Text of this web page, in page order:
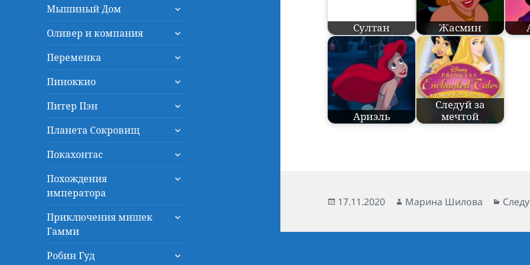
меню
Мышиный Дом
раскрыть
меню
Оливер и компания
раскрыть
меню
Переменка
раскрыть
меню
Пиноккио
раскрыть
меню
Питер Пэн
раскрыть
меню
Планета Сокровищ
раскрыть
меню
Покахонтас
раскрыть
меню
Похождения
императора
раскрыть
Приключения мишек
Гамми
раскрыть
Робин Гуд
раскрыть
Султан Жасмин
Ариэль
Следуй за
мечтой
Опубликовано
17.11.2020 Автор
Марина Шилова